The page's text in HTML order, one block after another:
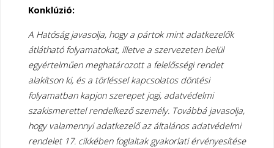
Konklúzió:
A Hatóság javasolja, hogy a pártok mint adatkezelők
átlátható folyamatokat, illetve a szervezeten belül
egyértelműen meghatározott a felelősségi rendet
alakítson ki, és a törléssel kapcsolatos döntési
folyamatban kapjon szerepet jogi, adatvédelmi
szakismerettel rendelkező személy. Továbbá javasolja,
hogy valamennyi adatkezelő az általános adatvédelmi
rendelet 17. cikkében foglaltak gyakorlati érvényesítése